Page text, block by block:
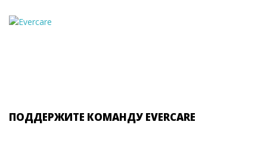
ПОДДЕРЖИТЕ КОМАНДУ EVERCARE